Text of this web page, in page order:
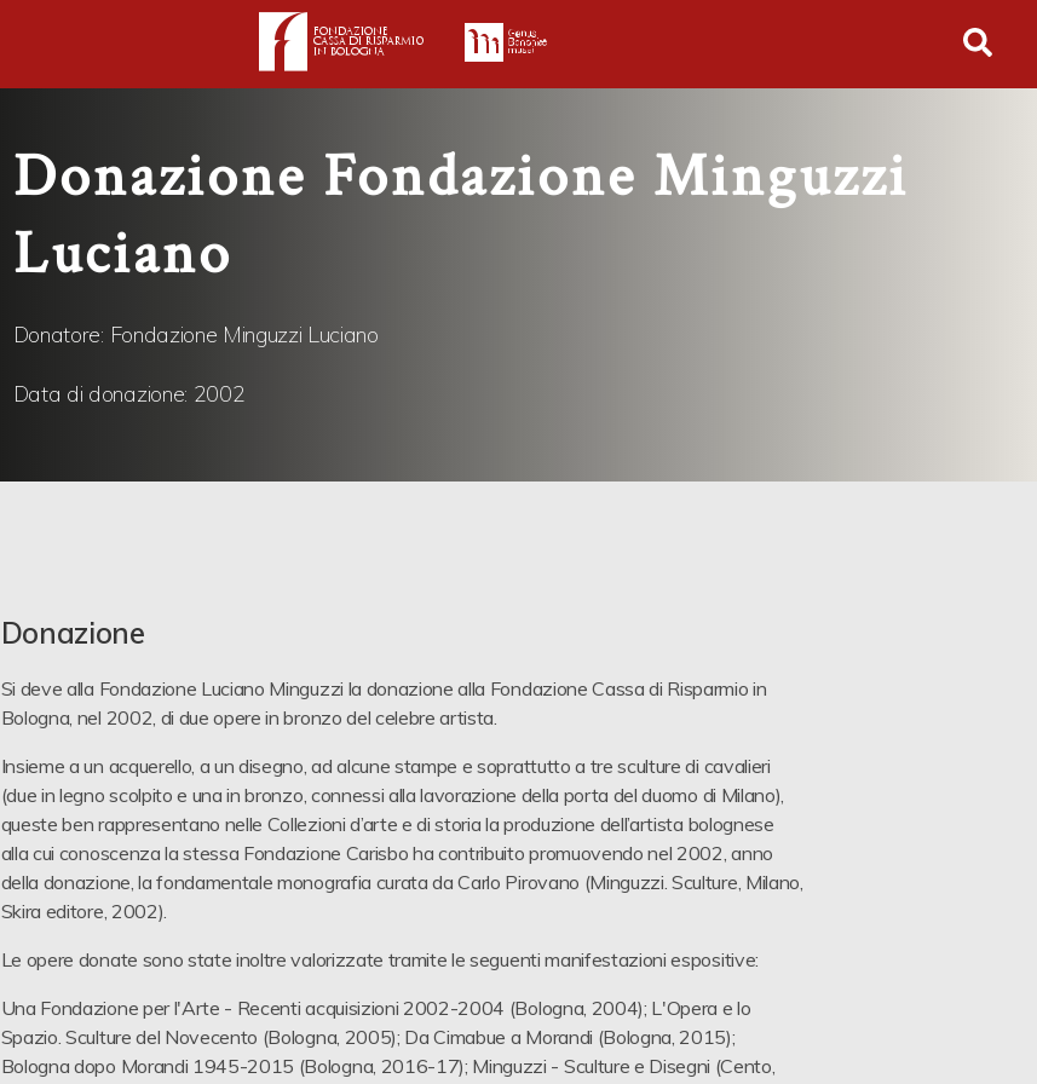
Donazione Fondazione Minguzzi
Luciano
Donatore: Fondazione Minguzzi Luciano
Data di donazione: 2002
Donazione
Si deve alla Fondazione Luciano Minguzzi la donazione alla Fondazione Cassa di Risparmio in
Bologna, nel 2002, di due opere in bronzo del celebre artista.
Insieme a un acquerello, a un disegno, ad alcune stampe e soprattutto a tre sculture di cavalieri
(due in legno scolpito e una in bronzo, connessi alla lavorazione della porta del duomo di Milano),
queste ben rappresentano nelle Collezioni d’arte e di storia la produzione dell’artista bolognese
alla cui conoscenza la stessa Fondazione Carisbo ha contribuito promuovendo nel 2002, anno
della donazione, la fondamentale monografia curata da Carlo Pirovano (Minguzzi. Sculture, Milano,
Skira editore, 2002).
Le opere donate sono state inoltre valorizzate tramite le seguenti manifestazioni espositive:
Una Fondazione per l'Arte - Recenti acquisizioni 2002-2004 (Bologna, 2004); L'Opera e lo
Spazio. Sculture del Novecento (Bologna, 2005); Da Cimabue a Morandi (Bologna, 2015);
Bologna dopo Morandi 1945-2015 (Bologna, 2016-17); Minguzzi - Sculture e Disegni (Cento,